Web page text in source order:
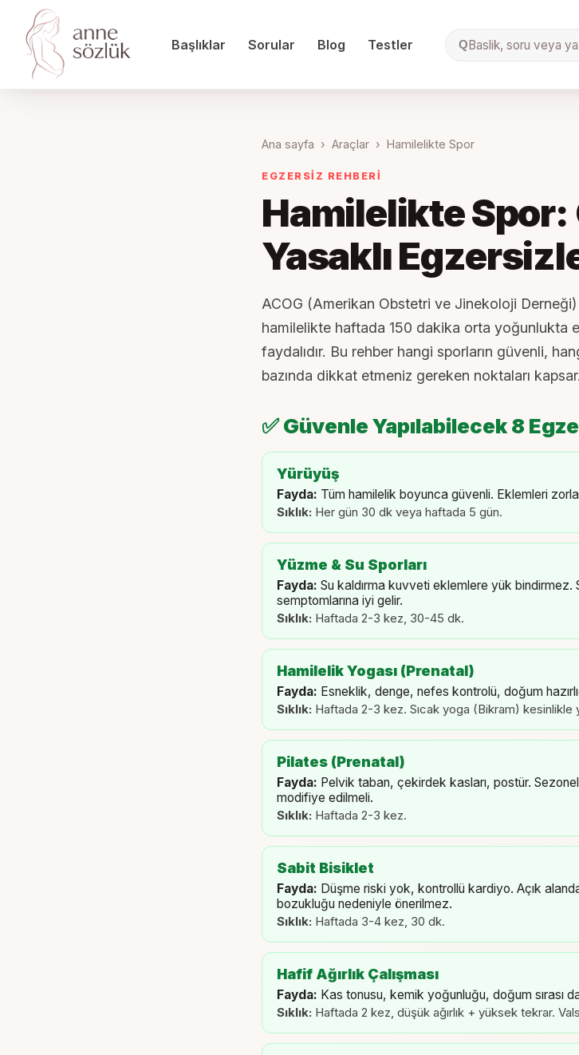
Başlıklar Sorular Blog Testler QBaslik, soru veya
Ana sayfa › Araçlar › Hamilelikte Spor
EGZERSİZ REHBERİ
Hamilelikte Spor:
Yasaklı
ACOG (Amerikan Obstetri ve Jinekoloji Derneği)
hamilelikte haftada 150 dakika orta yoğunlukta
faydalıdır. Bu rehber hangi sporların güvenli,
bazında dikkat etmeniz gereken noktaları kapsar.
✅ Güvenle Yapılabilecek 8
Yürüyüş
Fayda: Tüm hamilelik boyunca güvenli. Eklemleri
Sıklık: Her gün 30 dk veya haftada 5 gün.
Yüzme & Su Sporları
Fayda: Su kaldırma kuvveti eklemlere yük bindirmez.
semptomlarına iyi gelir.
Sıklık: Haftada 2-3 kez, 30-45 dk.
Hamilelik Yogası (Prenatal)
Fayda: Esneklik, denge, nefes kontrolü, doğum
Sıklık: Haftada 2-3 kez. Sıcak yoga (Bikram) kesinlikle
Pilates (Prenatal)
Fayda: Pelvik taban, çekirdek kasları, postür.
modifiye edilmeli.
Sıklık: Haftada 2-3 kez.
Sabit Bisiklet
Fayda: Düşme riski yok, kontrollü kardiyo. Açık
bozukluğu nedeniyle önerilmez.
Sıklık: Haftada 3-4 kez, 30 dk.
Hafif Ağırlık Çalışması
Fayda: Kas tonusu, kemik yoğunluğu, doğum sırası
Sıklık: Haftada 2 kez, düşük ağırlık + yüksek tekrar.